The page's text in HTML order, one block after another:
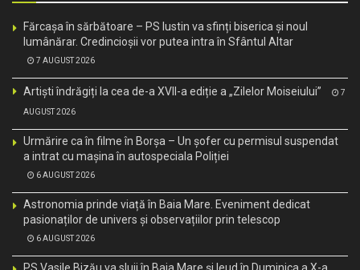
Fărcașa în sărbătoare – PS Iustin va sfinți biserica și noul
lumânărar. Credincioșii vor putea intra în Sfântul Altar
7 AUGUST 2026
Artiști îndrăgiți la cea de-a XVII-a ediție a „Zilelor Moiseiului” 7
AUGUST 2026
Urmărire ca în filme în Borșa – Un șofer cu permisul suspendat
a intrat cu mașina în autospeciala Poliției
6 AUGUST 2026
Astronomia prinde viață în Baia Mare. Eveniment dedicat
pasionaților de univers și observațiilor prin telescop
6 AUGUST 2026